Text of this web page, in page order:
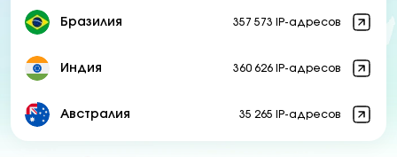
Бразилия 357 573 IP-адресов
Индия 360 626 IP-адресов
Австралия 35 265 IP-адресов